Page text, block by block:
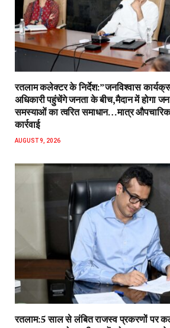
रतलाम कलेक्टर के निर्देश:”जनविश्वास
अधिकारी पहुंचेंगे जनता के बीच,मैदान में होगा
समस्याओं का त्वरित समाधान…मात्र
कार्रवाई
AUGUST 9, 2026
रतलाम:5 साल से लंबित राजस्व प्रकरणों पर